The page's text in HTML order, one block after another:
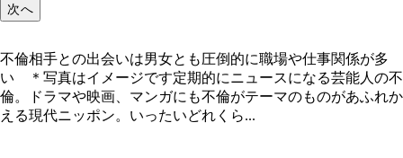
次へ
不倫相手との出会いは男女とも圧倒的に職場や仕事関係が多
い ＊写真はイメージです定期的にニュースになる芸能人の不
倫。ドラマや映画、マンガにも不倫がテーマのものがあふれか
える現代ニッポン。いったいどれくら...